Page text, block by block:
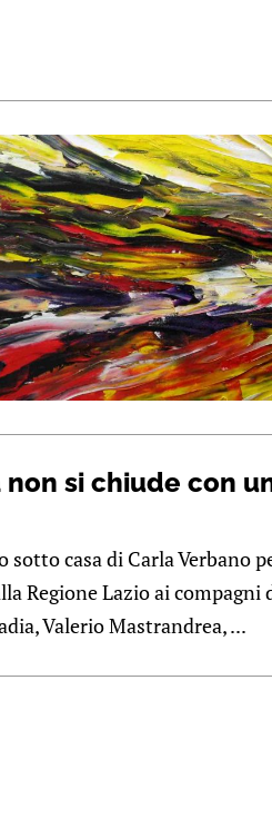
non si chiude con
sotto casa di Carla Verbano
Regione Lazio ai compagni
Valerio Mastrandrea, ...